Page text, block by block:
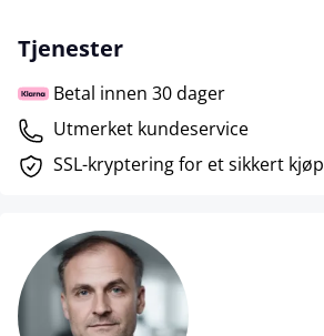
Tjenester
Betal innen 30 dager
Utmerket kundeservice
SSL-kryptering for et sikkert kjøp